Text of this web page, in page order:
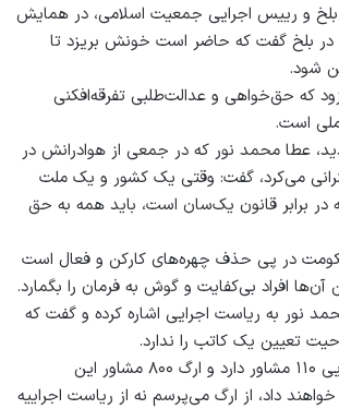
و رییس اجرایی جمعیت اسلامی، در همایش
در بلخ گفت که حاضر است خونش بریزد تا
شود.
که حق‌خواهی و عدالت‌طلبی تفرقه‌افکنی
است.
عطا محمد نور که در جمعی از هوادرانش در
می‌کرد، گفت: وقتی یک کشور و یک ملت
برابر قانون یک‌سان است، باید همه به حق
در پی حذف چهره‌های کارکن و فعال است
افراد بی‌کفایت و گوش به فرمان را بگمارد.
نور به ریاست اجرایی اشاره کرده و گفت که
تعیین یک کاتب را ندارد.
او گفت: ریاست اجرایی ۱۱۰ مشاور دارد و ارگ ۸۰۰ مشاور این
داد، از ارگ می‌پرسم نه از ریاست اجراییه